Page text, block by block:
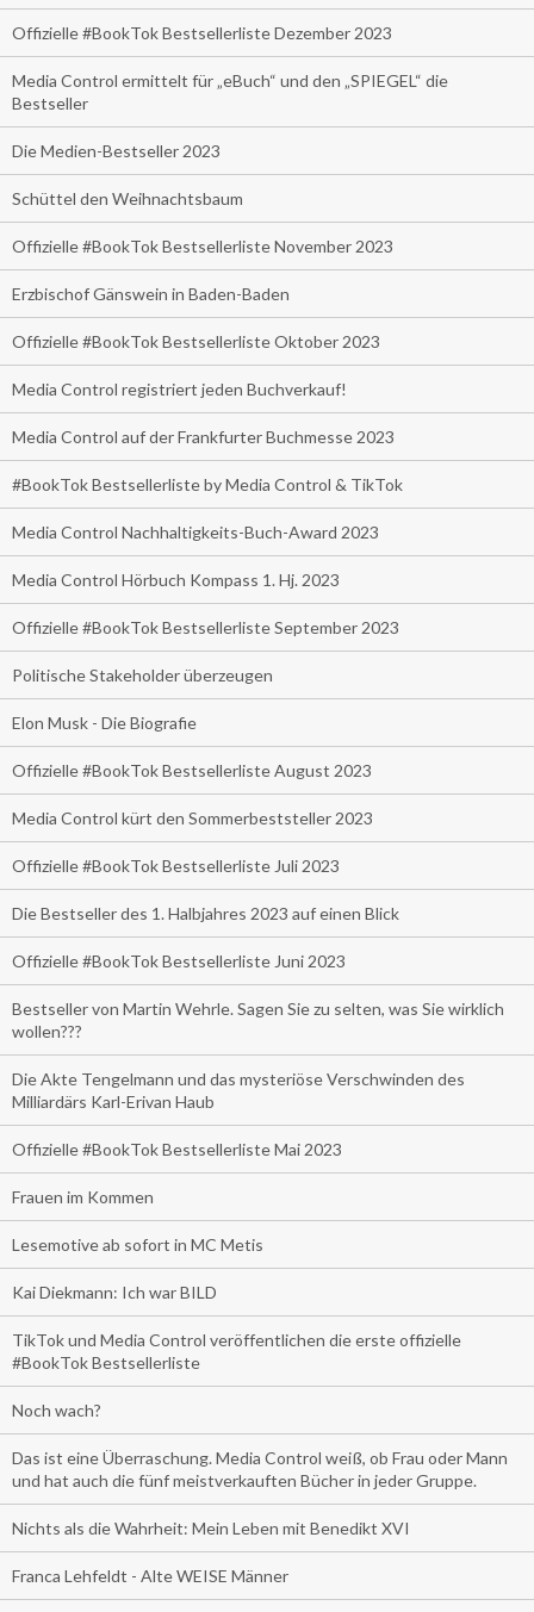
Offizielle #BookTok Bestsellerliste Dezember 2023
Media Control ermittelt für „eBuch“ und den „SPIEGEL“ die
Bestseller
Die Medien-Bestseller 2023
Schüttel den Weihnachtsbaum
Offizielle #BookTok Bestsellerliste November 2023
Erzbischof Gänswein in Baden-Baden
Offizielle #BookTok Bestsellerliste Oktober 2023
Media Control registriert jeden Buchverkauf!
Media Control auf der Frankfurter Buchmesse 2023
#BookTok Bestsellerliste by Media Control & TikTok
Media Control Nachhaltigkeits-Buch-Award 2023
Media Control Hörbuch Kompass 1. Hj. 2023
Offizielle #BookTok Bestsellerliste September 2023
Politische Stakeholder überzeugen
Elon Musk - Die Biografie
Offizielle #BookTok Bestsellerliste August 2023
Media Control kürt den Sommerbeststeller 2023
Offizielle #BookTok Bestsellerliste Juli 2023
Die Bestseller des 1. Halbjahres 2023 auf einen Blick
Offizielle #BookTok Bestsellerliste Juni 2023
Bestseller von Martin Wehrle. Sagen Sie zu selten, was Sie wirklich
wollen???
Die Akte Tengelmann und das mysteriöse Verschwinden des
Milliardärs Karl-Erivan Haub
Offizielle #BookTok Bestsellerliste Mai 2023
Frauen im Kommen
Lesemotive ab sofort in MC Metis
Kai Diekmann: Ich war BILD
TikTok und Media Control veröffentlichen die erste offizielle
#BookTok Bestsellerliste
Noch wach?
Das ist eine Überraschung. Media Control weiß, ob Frau oder Mann
und hat auch die fünf meistverkauften Bücher in jeder Gruppe.
Nichts als die Wahrheit: Mein Leben mit Benedikt XVI
Franca Lehfeldt - Alte WEISE Männer